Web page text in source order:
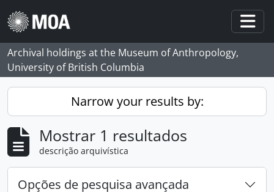
Skip to main content
Archival holdings at the Museum of Anthropology,
University of British Columbia
Narrow your results by:
Mostrar 1 resultados
descrição arquivística
Opções de pesquisa avançada